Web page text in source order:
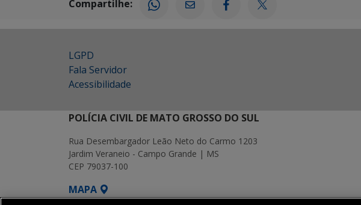
Compartilhe:
LGPD
Fala Servidor
Acessibilidade
POLÍCIA CIVIL DE MATO GROSSO DO SUL
Rua Desembargador Leão Neto do Carmo 1203
Jardim Veraneio - Campo Grande | MS
CEP 79037-100
MAPA